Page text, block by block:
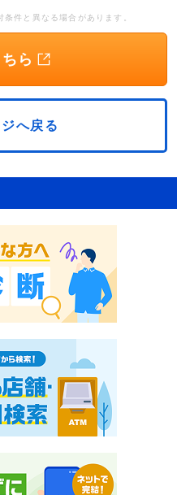
件と異なる場合があります。
ら
へ戻る